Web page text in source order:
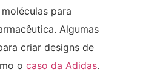
para
Algumas
criar designs de
o caso da Adidas.